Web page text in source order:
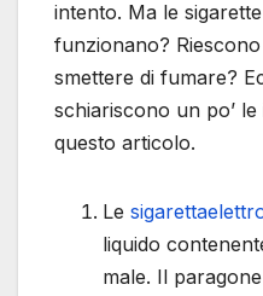
intento. Ma le
funzionano?
smettere di fumare?
schiariscono un po’
questo articolo.
Le
liquido
male. Il